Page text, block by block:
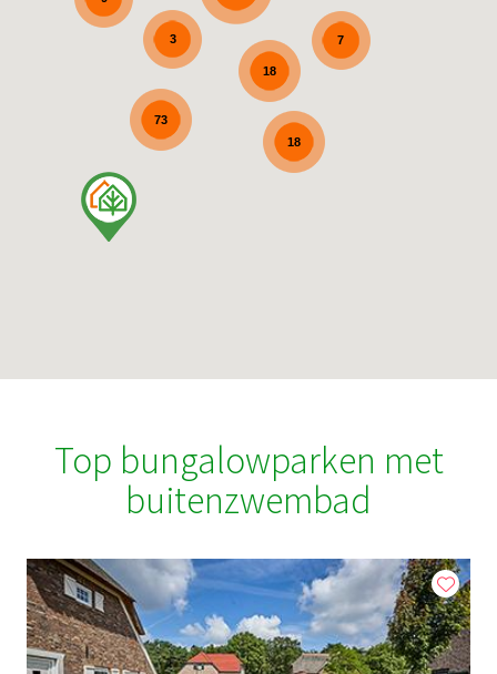
73
18
7
18
3
Top bungalowparken met
buitenzwembad